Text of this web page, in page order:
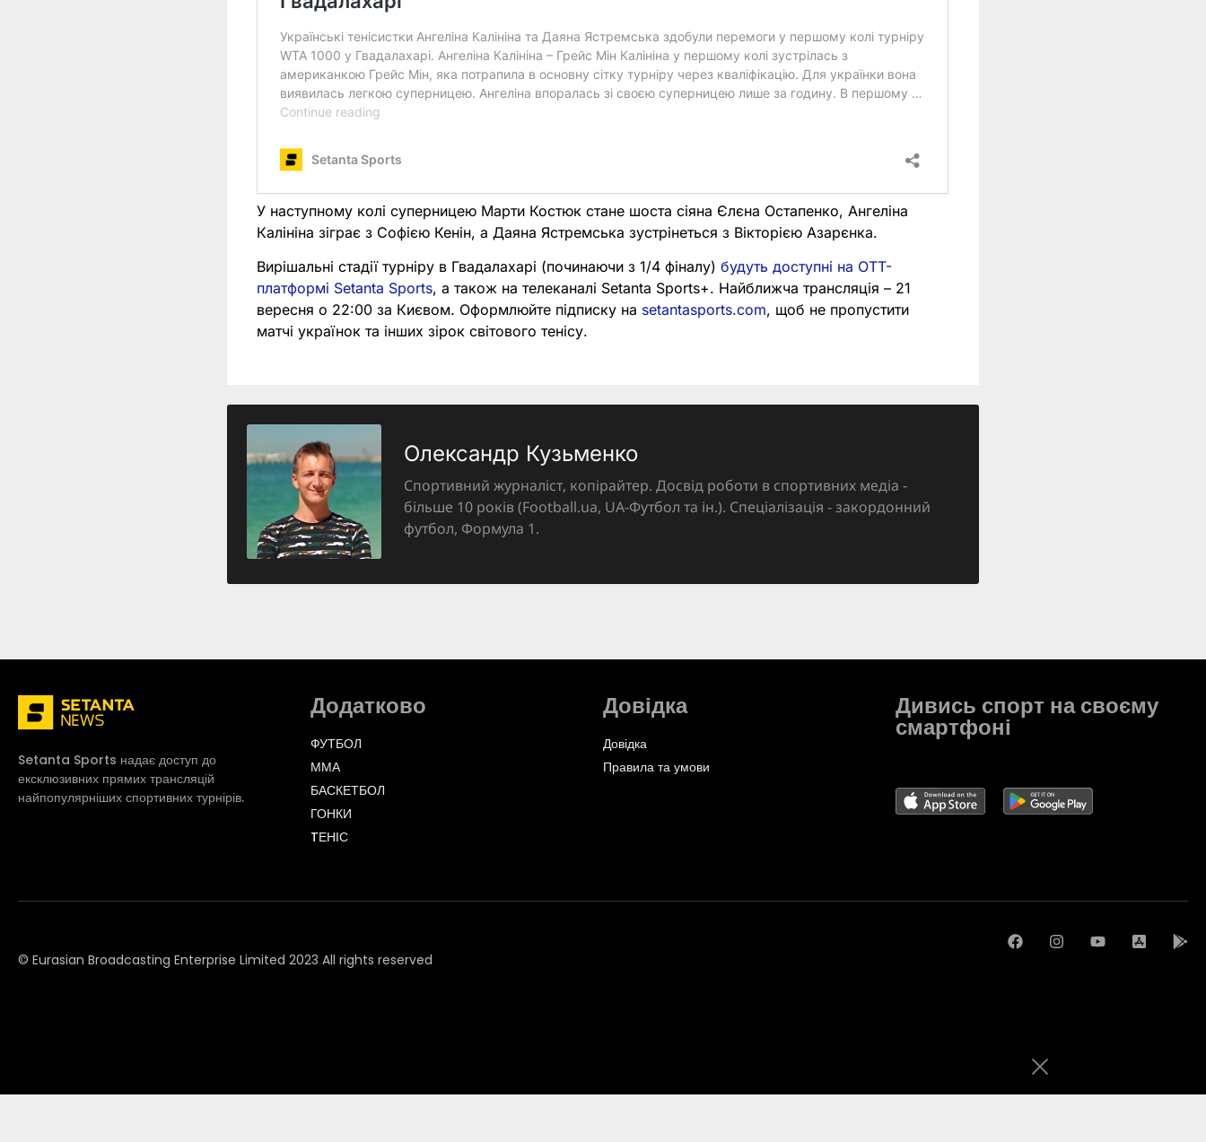
У наступному колі суперницею Марти Костюк стане шоста сіяна Єлєна Остапенко, Ангеліна
Калініна зіграє з Софією Кенін, а Даяна Ястремська зустрінеться з Вікторією Азарєнка.
Вирішальні стадії турніру в Гвадалахарі (починаючи з 1/4 фіналу)будуть доступні на OTT-
платформі Setanta Sports, а також на телеканалі Setanta Sports+. Найближча трансляція – 21
вересня о 22:00 за Києвом. Оформлюйте підписку на setantasports.com, щоб не пропустити
матчі українок та інших зірок світового тенісу.
Олександр Кузьменко
Спортивний журналіст, копірайтер. Досвід роботи в спортивних медіа -
більше 10 років (Football.ua, UA-Футбол та ін.). Спеціалізація - закордонний
футбол, Формула 1.
Setanta Sports надає доступ до
ексклюзивних прямих трансляцій
найпопулярніших спортивних турнірів.
Додатково
ФУТБОЛ
ММА
БАСКЕТБОЛ
ГОНКИ
TЕНІС
Довідка
Довідка
Правила та умови
Дивись спорт на своєму
смартфоні
© Eurasian Broadcasting Enterprise Limited 2023 All rights reserved